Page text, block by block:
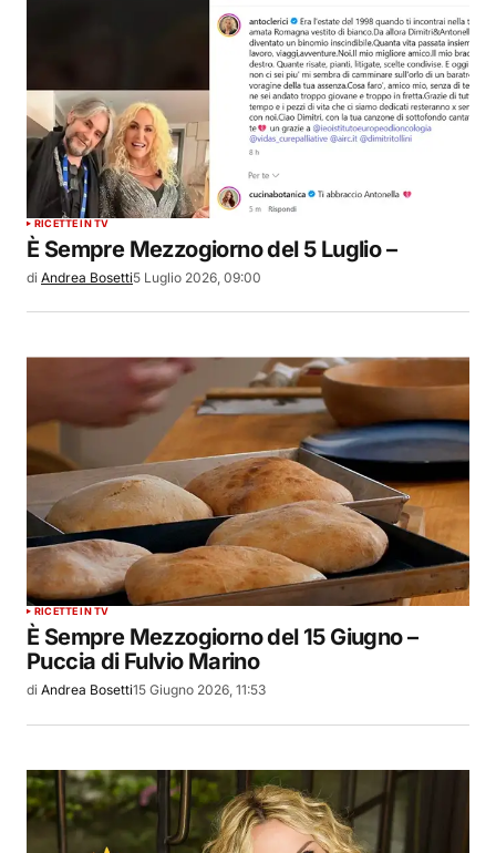
RICETTE IN TV
È Sempre Mezzogiorno del 5 Luglio –
di Andrea Bosetti5 Luglio 2026, 09:00
RICETTE IN TV
È Sempre Mezzogiorno del 15 Giugno –
Puccia di Fulvio Marino
di Andrea Bosetti15 Giugno 2026, 11:53